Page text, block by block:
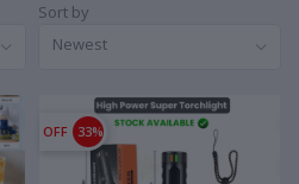
Sort by
Newest
OFF 33%